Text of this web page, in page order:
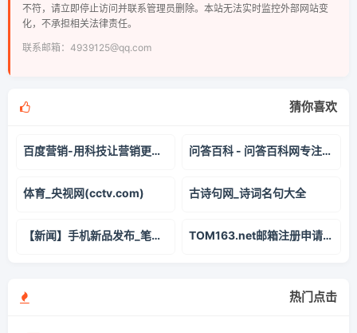
不符，请立即停止访问并联系管理员删除。本站无法实时监控外部网站变
化，不承担相关法律责任。
联系邮箱：4939125@qq.com
猜你喜欢
百度营销-用科技让营销更简单 问答百科 - 问答百科网专注知识分享
体育_央视网(cctv.com) 古诗句网_诗词名句大全
【新闻】手机新品发布_笔记本平板电脑资讯_汽车智能家电动态-爱科技 TOM163.net邮箱注册申请登录入口-vip个人收费邮箱，安全稳定的商务办公高端电子邮箱品牌
热门点击